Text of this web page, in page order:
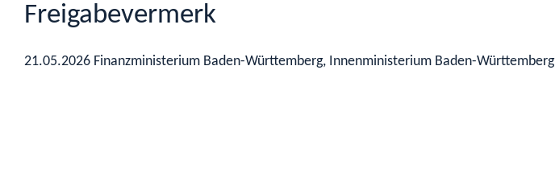
Freigabevermerk
21.05.2026 Finanzministerium Baden-Württemberg, Innenministerium Baden-Württemberg